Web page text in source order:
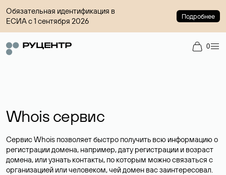
Обязательная идентификация в
ЕСИА с 1 сентября 2026
Подробнее
0
Whois сервис
Сервис Whois позволяет быстро получить всю информацию о
регистрации домена, например, дату регистрации и возраст
домена, или узнать контакты, по которым можно связаться с
организацией или человеком, чей домен вас заинтересовал.